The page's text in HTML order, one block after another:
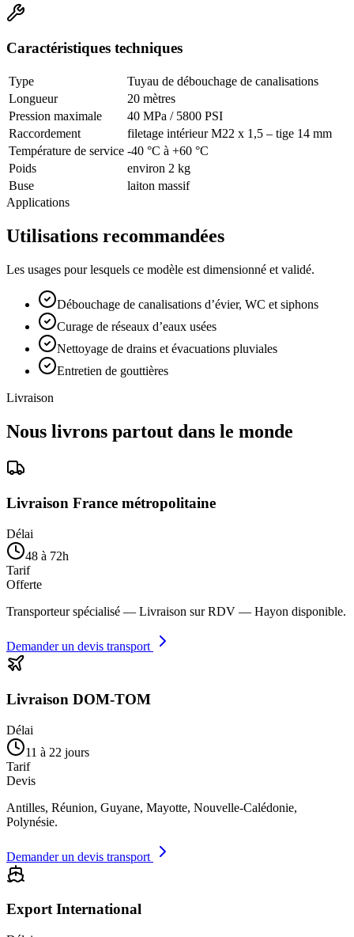
Caractéristiques techniques
Type
Tuyau de débouchage de canalisations
Longueur
20 mètres
Pression maximale
40 MPa / 5800 PSI
Raccordement
filetage intérieur M22 x 1,5 – tige 14 mm
Température de service -40 °C à +60 °C
Poids
environ 2 kg
Buse
laiton massif
Applications
Utilisations recommandées
Les usages pour lesquels ce modèle est dimensionné et validé.
Débouchage de canalisations d’évier, WC et siphons
Curage de réseaux d’eaux usées
Nettoyage de drains et évacuations pluviales
Entretien de gouttières
Livraison
Nous livrons partout dans le monde
Livraison France métropolitaine
Délai
48 à 72h
Tarif
Offerte
Transporteur spécialisé — Livraison sur RDV — Hayon disponible.
Demander un devis transport
Livraison DOM-TOM
Délai
11 à 22 jours
Tarif
Devis
Antilles, Réunion, Guyane, Mayotte, Nouvelle-Calédonie,
Polynésie.
Demander un devis transport
Export International